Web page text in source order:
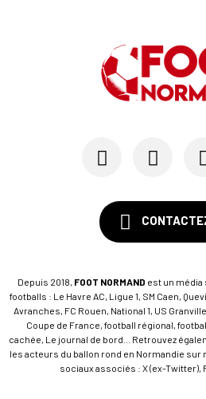
Depuis 2018, FOOT NORMAND est un
footballs : Le Havre AC, Ligue 1, SM Caen,
Avranches, FC Rouen, National 1, US
Coupe de France, football régional,
cachée, Le journal de bord... Retrouvez
les acteurs du ballon rond en Normandie
sociaux associés : X (ex-Twitter),